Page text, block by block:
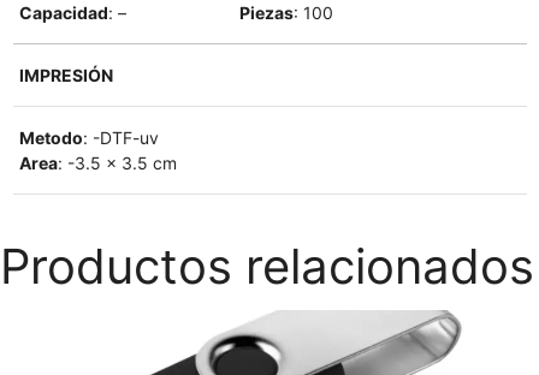
Capacidad: –
Piezas: 100
IMPRESIÓN
Metodo: -DTF-uv
Area: -3.5 x 3.5 cm
Productos relacionados